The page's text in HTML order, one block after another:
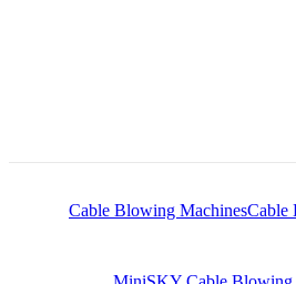
Cable Blowing Machines